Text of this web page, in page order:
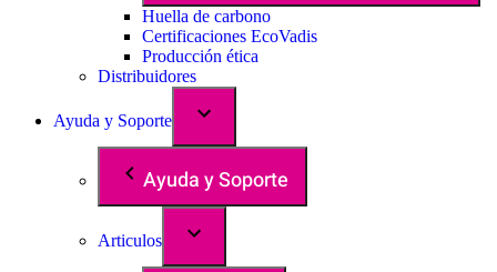
Huella de carbono
Certificaciones EcoVadis
Producción ética
Distribuidores
Ayuda y Soporte
Ayuda y Soporte
Articulos